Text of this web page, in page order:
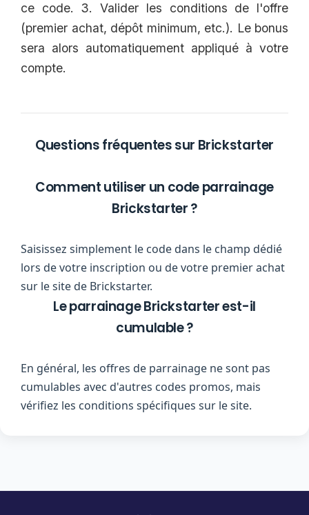
ce code. 3. Valider les conditions de l'offre
(premier achat, dépôt minimum, etc.). Le bonus
sera alors automatiquement appliqué à votre
compte.
Questions fréquentes sur Brickstarter
Comment utiliser un code parrainage
Brickstarter ?
Saisissez simplement le code dans le champ dédié
lors de votre inscription ou de votre premier achat
sur le site de Brickstarter.
Le parrainage Brickstarter est-il
cumulable ?
En général, les offres de parrainage ne sont pas
cumulables avec d'autres codes promos, mais
vérifiez les conditions spécifiques sur le site.